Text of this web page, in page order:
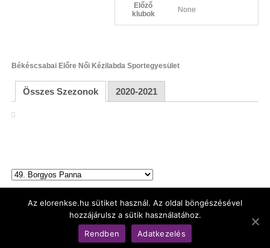
Előző
klubok
None
Békéscsabai Előre Női Kézilabda Sportegyesület
Összes Szezonok 2020-2021
© Békéscsabai Előre Női Kézilabda Kft.
Az elorenkse.hu sütiket használ. Az oldal böngészésével
hozzájárulsz a sütik használatához.
Rendben
Adatkezelés